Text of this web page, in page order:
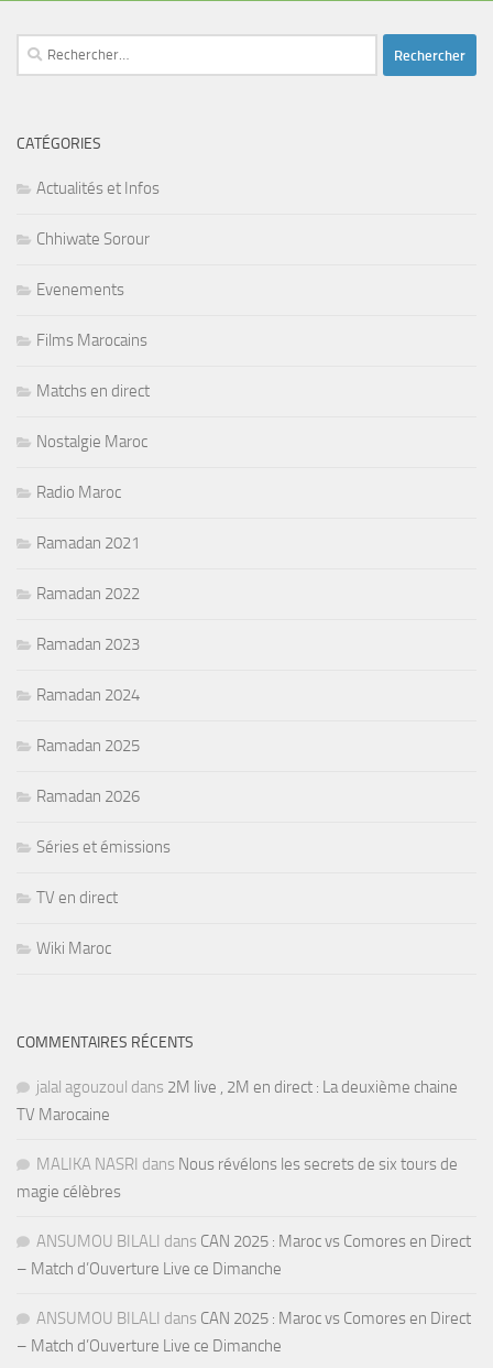
Rechercher :
CATÉGORIES
Actualités et Infos
Chhiwate Sorour
Evenements
Films Marocains
Matchs en direct
Nostalgie Maroc
Radio Maroc
Ramadan 2021
Ramadan 2022
Ramadan 2023
Ramadan 2024
Ramadan 2025
Ramadan 2026
Séries et émissions
TV en direct
Wiki Maroc
COMMENTAIRES RÉCENTS
jalal agouzoul dans 2M live , 2M en direct : La deuxième chaine
TV Marocaine
MALIKA NASRI dans Nous révélons les secrets de six tours de
magie célèbres
ANSUMOU BILALI dans CAN 2025 : Maroc vs Comores en Direct
– Match d’Ouverture Live ce Dimanche
ANSUMOU BILALI dans CAN 2025 : Maroc vs Comores en Direct
– Match d’Ouverture Live ce Dimanche